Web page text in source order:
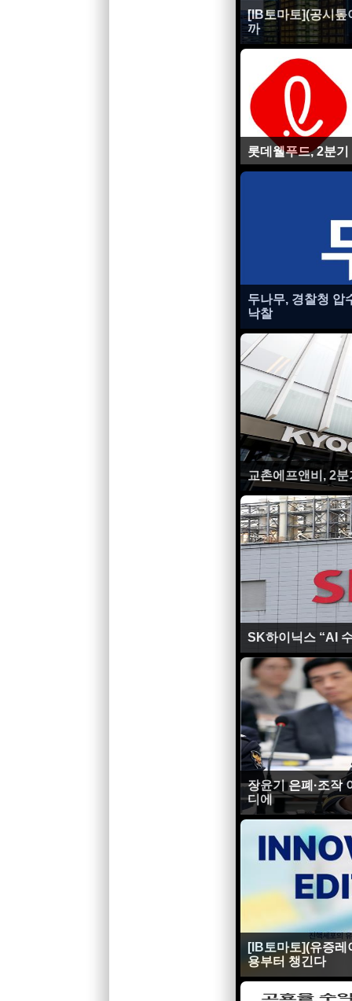
[IB토마토](공시톺
까
롯데웰푸드, 2분
두나무, 경찰청 압
낙찰
교촌에프앤비, 2
SK하이닉스 “AI
장윤기 은폐·조작
디에
[IB토마토](유증
용부터 챙긴다